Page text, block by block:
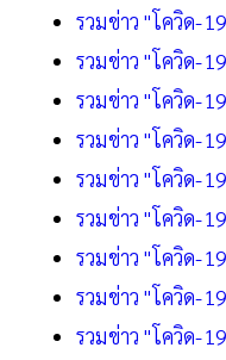
รวมข่าว "โควิด-
รวมข่าว "โควิด-
รวมข่าว "โควิด-
รวมข่าว "โควิด-
รวมข่าว "โควิด-
รวมข่าว "โควิด-
รวมข่าว "โควิด-
รวมข่าว "โควิด-
รวมข่าว "โควิด-